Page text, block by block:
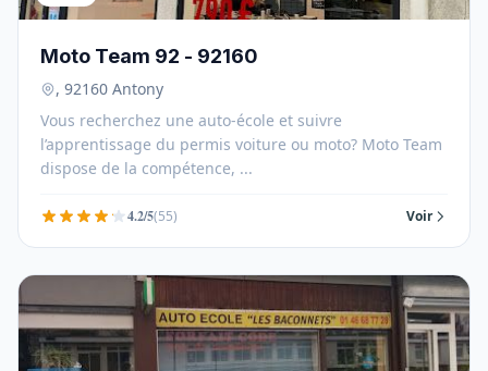
Moto Team 92 - 92160
, 92160 Antony
Vous recherchez une auto-école et suivre
l’apprentissage du permis voiture ou moto? Moto Team
dispose de la compétence, ...
4.2/5(55) Voir